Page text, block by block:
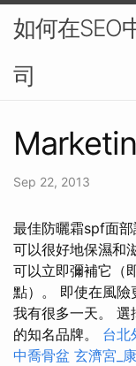
如何在SEO
司
Sep 22, 2013
最佳防曬霜spf面
可以很好地保濕和
可以立即彌補它（
點）。 即使在風險
我有很多一天。 選
的知名品牌。 台北
中喬骨盆 玄濟宮_